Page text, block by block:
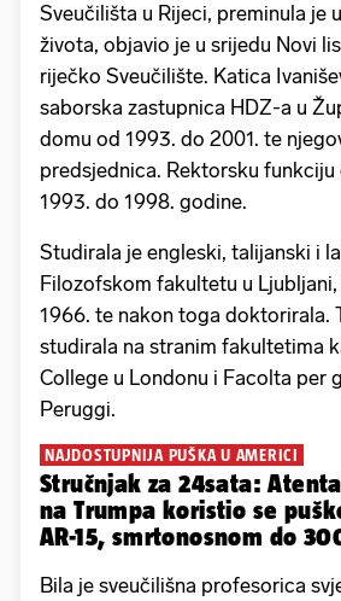
Sveučilišta u Rijeci, preminula je
života, objavio je u srijedu Novi
riječko Sveučilište. Katica
saborska zastupnica HDZ-a u
domu od 1993. do 2001. te
predsjednica. Rektorsku funkciju
1993. do 1998. godine.
Studirala je engleski, talijanski i
Filozofskom fakultetu u
1966. te nakon toga doktorirala.
studirala na stranim fakultetima
College u Londonu i Facolta per
Peruggi.
NAJDOSTUPNIJA PUŠKA U AMERICI
Stručnjak za 24sata:
na Trumpa koristio se
AR-15, smrtonosnom do
Bila je sveučilišna profesorica